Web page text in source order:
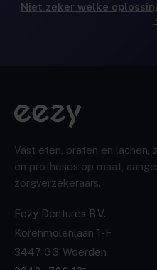
Niet zeker welke
Vast eten, praten en lachen,
en protheses op maat,
zorgverzekeraars.
Eezy Dentures B.V.
Korenmolenlaan 1-F
3447 GG Woerden